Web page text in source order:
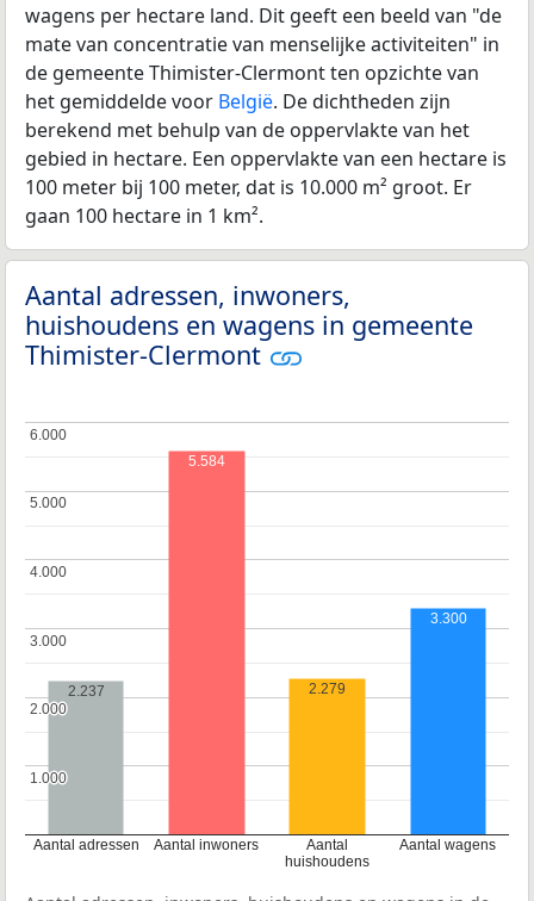
wagens per hectare land. Dit geeft een beeld van "de
mate van concentratie van menselijke activiteiten" in
de gemeente Thimister-Clermont ten opzichte van
het gemiddelde voor België. De dichtheden zijn
berekend met behulp van de oppervlakte van het
gebied in hectare. Een oppervlakte van een hectare is
100 meter bij 100 meter, dat is 10.000 m² groot. Er
gaan 100 hectare in 1 km².
Aantal adressen, inwoners,
huishoudens en wagens in gemeente
Thimister-Clermont
Aantal adressen Aantal inwoners
Aantal
huishoudens
Aantal wagens
1.000
1.000
2.000
2.000
3.000
3.000
4.000
4.000
5.000
5.000
6.000
6.000
2.237
5.584
2.279
3.300